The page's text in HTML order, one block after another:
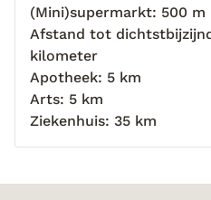
(Mini)supermarkt: 500 m
Afstand tot
kilometer
Apotheek: 5 km
Arts: 5 km
Ziekenhuis: 35 km